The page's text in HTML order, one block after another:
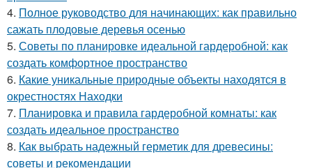
4. Полное руководство для начинающих: как правильно
сажать плодовые деревья осенью
5. Советы по планировке идеальной гардеробной: как
создать комфортное пространство
6. Какие уникальные природные объекты находятся в
окрестностях Находки
7. Планировка и правила гардеробной комнаты: как
создать идеальное пространство
8. Как выбрать надежный герметик для древесины:
советы и рекомендации